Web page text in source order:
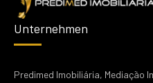
Unternehmen
Predimed Imobiliária, Mediação